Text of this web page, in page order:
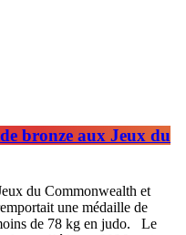
bronze aux Jeux du
du Commonwealth et
une médaille de
de 78 kg en judo. Le